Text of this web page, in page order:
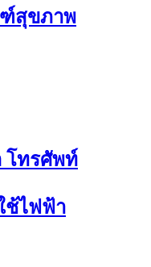
สุขภาพ
โทรศัพท์
ช้ไฟฟ้า